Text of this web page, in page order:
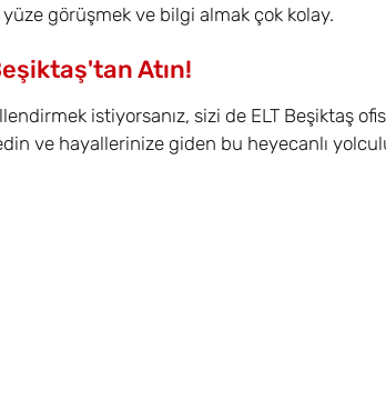
görüşmek ve bilgi almak çok kolay.
Atın!
istiyorsanız, sizi de ELT Beşiktaş
ve hayallerinize giden bu heyecanlı